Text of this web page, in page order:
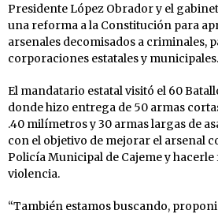
Presidente López Obrador y el
una reforma a la Constitución para
arsenales decomisados a criminales,
corporaciones estatales y municipales.
El mandatario estatal visitó el 60
donde hizo entrega de 50 armas
.40 milímetros y 30 armas largas de
con el objetivo de mejorar el arsenal
Policía Municipal de Cajeme y
violencia.
“También estamos buscando,